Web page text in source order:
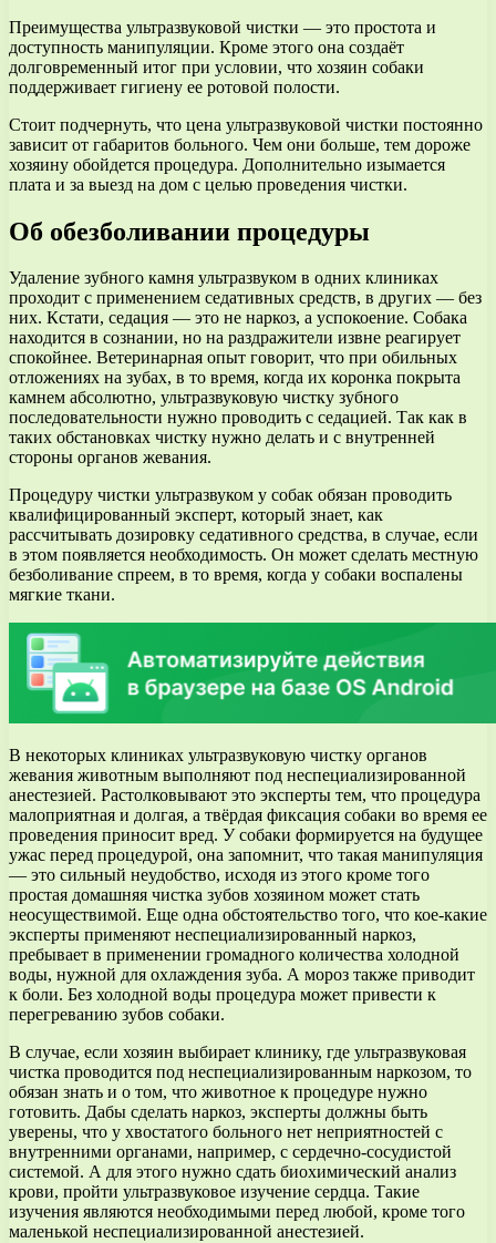
Преимущества ультразвуковой чистки — это простота и
доступность манипуляции. Кроме этого она создаёт
долговременный итог при условии, что хозяин собаки
поддерживает гигиену ее ротовой полости.
Стоит подчернуть, что цена ультразвуковой чистки постоянно
зависит от габаритов больного. Чем они больше, тем дороже
хозяину обойдется процедура. Дополнительно изымается
плата и за выезд на дом с целью проведения чистки.
Об обезболивании процедуры
Удаление зубного камня ультразвуком в одних клиниках
проходит с применением седативных средств, в других — без
них. Кстати, седация — это не наркоз, а успокоение. Собака
находится в сознании, но на раздражители извне реагирует
спокойнее. Ветеринарная опыт говорит, что при обильных
отложениях на зубах, в то время, когда их коронка покрыта
камнем абсолютно, ультразвуковую чистку зубного
последовательности нужно проводить с седацией. Так как в
таких обстановках чистку нужно делать и с внутренней
стороны органов жевания.
Процедуру чистки ультразвуком у собак обязан проводить
квалифицированный эксперт, который знает, как
рассчитывать дозировку седативного средства, в случае, если
в этом появляется необходимость. Он может сделать местную
безболивание спреем, в то время, когда у собаки воспалены
мягкие ткани.
В некоторых клиниках ультразвуковую чистку органов
жевания животным выполняют под неспециализированной
анестезией. Растолковывают это эксперты тем, что процедура
малоприятная и долгая, а твёрдая фиксация собаки во время ее
проведения приносит вред. У собаки формируется на будущее
ужас перед процедурой, она запомнит, что такая манипуляция
— это сильный неудобство, исходя из этого кроме того
простая домашняя чистка зубов хозяином может стать
неосуществимой. Еще одна обстоятельство того, что кое-какие
эксперты применяют неспециализированный наркоз,
пребывает в применении громадного количества холодной
воды, нужной для охлаждения зуба. А мороз также приводит
к боли. Без холодной воды процедура может привести к
перегреванию зубов собаки.
В случае, если хозяин выбирает клинику, где ультразвуковая
чистка проводится под неспециализированным наркозом, то
обязан знать и о том, что животное к процедуре нужно
готовить. Дабы сделать наркоз, эксперты должны быть
уверены, что у хвостатого больного нет неприятностей с
внутренними органами, например, с сердечно-сосудистой
системой. А для этого нужно сдать биохимический анализ
крови, пройти ультразвуковое изучение сердца. Такие
изучения являются необходимыми перед любой, кроме того
маленькой неспециализированной анестезией.